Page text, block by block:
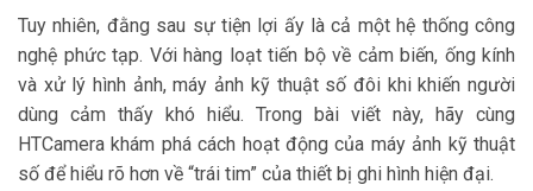
Tuy nhiên, đằng sau sự tiện lợi ấy là cả một hệ thống công
nghệ phức tạp. Với hàng loạt tiến bộ về cảm biến, ống kính
và xử lý hình ảnh, máy ảnh kỹ thuật số đôi khi khiến người
dùng cảm thấy khó hiểu. Trong bài viết này, hãy cùng
HTCamera khám phá cách hoạt động của máy ảnh kỹ thuật
số để hiểu rõ hơn về “trái tim” của thiết bị ghi hình hiện đại.